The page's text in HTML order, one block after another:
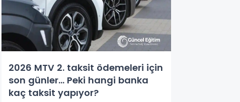
2026 MTV 2. taksit ödemeleri için
son günler... Peki hangi banka
kaç taksit yapıyor?